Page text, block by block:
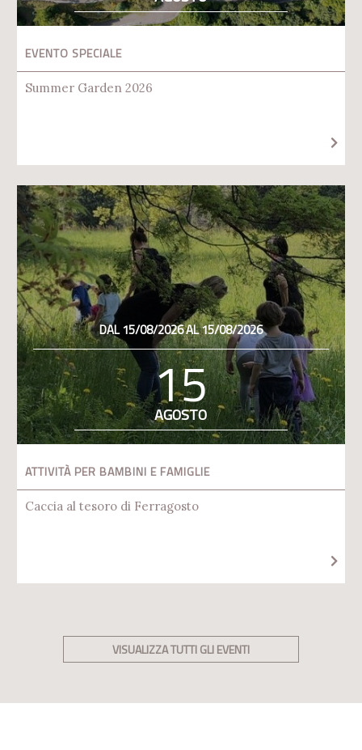
EVENTO SPECIALE
Summer Garden 2026
DAL 15/08/2026 AL 15/08/2026
15
AGOSTO
ATTIVITÀ PER BAMBINI E FAMIGLIE
Caccia al tesoro di Ferragosto
VISUALIZZA TUTTI GLI EVENTI